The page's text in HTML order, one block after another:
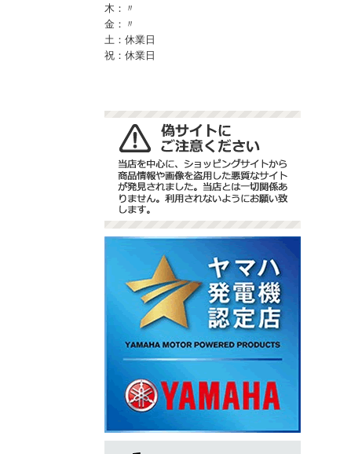
木：〃
金：〃
土：休業日
祝：休業日